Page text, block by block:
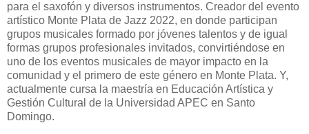
para el saxofón y diversos instrumentos. Creador del evento
artístico Monte Plata de Jazz 2022, en donde participan
grupos musicales formado por jóvenes talentos y de igual
formas grupos profesionales invitados, convirtiéndose en
uno de los eventos musicales de mayor impacto en la
comunidad y el primero de este género en Monte Plata. Y,
actualmente cursa la maestría en Educación Artística y
Gestión Cultural de la Universidad APEC en Santo
Domingo.